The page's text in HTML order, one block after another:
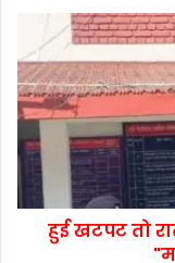
हुई खटपट तो